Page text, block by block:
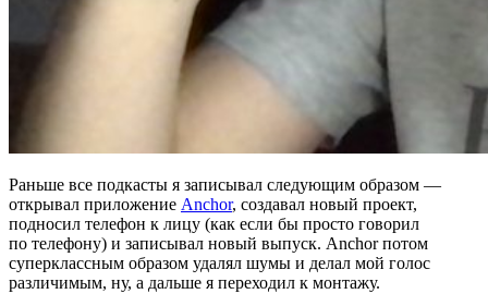
Раньше все подкасты я записывал следующим образом —
открывал приложение Anchor, создавал новый проект,
подносил телефон к лицу (как если бы просто говорил
по телефону) и записывал новый выпуск. Anchor потом
суперклассным образом удалял шумы и делал мой голос
различимым, ну, а дальше я переходил к монтажу.